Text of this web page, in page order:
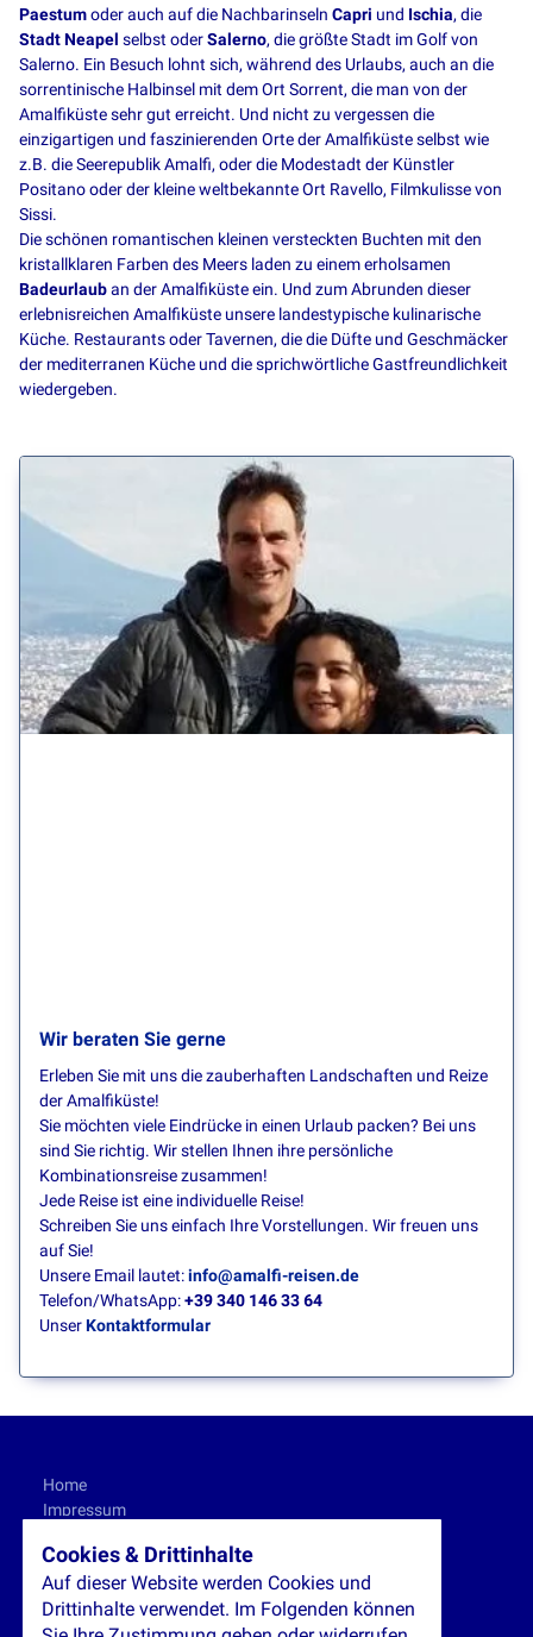
Paestumoder auch auf die Nachbarinseln Capri und Ischia, die
Stadt Neapel selbst oderSalerno, die größte Stadt im Golf von
Salerno. Ein Besuch lohnt sich, während des Urlaubs, auch an die
sorrentinische Halbinsel mit dem Ort Sorrent, die man von der
Amalfiküste sehr gut erreicht. Und nicht zu vergessen die
einzigartigen und faszinierenden Orte der Amalfiküste selbst wie
z.B. die Seerepublik Amalfi, oder die Modestadt der Künstler
Positano oder der kleine weltbekannte Ort Ravello, Filmkulisse von
Sissi.
Die schönen romantischen kleinen versteckten Buchten mit den
kristallklaren Farben des Meers laden zu einem erholsamen
Badeurlauban der Amalfiküste ein. Und zum Abrunden dieser
erlebnisreichen Amalfiküste unsere landestypische kulinarische
Küche. Restaurants oder Tavernen, die die Düfte und Geschmäcker
der mediterranen Küche und die sprichwörtliche Gastfreundlichkeit
wiedergeben.
Wir beraten Sie gerne
Erleben Sie mit uns die zauberhaften Landschaften und Reize
der Amalfiküste!
Sie möchten viele Eindrücke in einen Urlaub packen? Bei uns
sind Sie richtig. Wir stellen Ihnen ihre persönliche
Kombinationsreise zusammen!
Jede Reise ist eine individuelle Reise!
Schreiben Sie uns einfach Ihre Vorstellungen. Wir freuen uns
auf Sie!
Unsere Email lautet:info@amalfi-reisen.de
Telefon/WhatsApp:+39 340 146 33 64
UnserKontaktformular
Home
Impressum
AGB
Gästebuch
Cookies & Drittinhalte
Auf dieser Website werden Cookies und
Drittinhalte verwendet. Im Folgenden können